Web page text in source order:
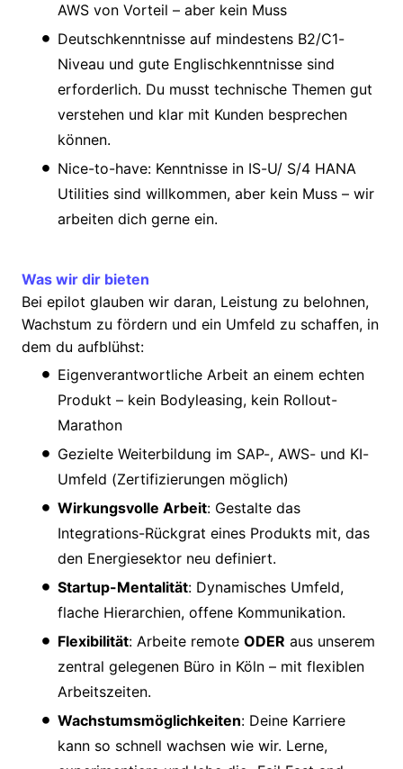
AWS von Vorteil – aber kein Muss
Deutschkenntnisse auf mindestens B2/C1-
Niveau und gute Englischkenntnisse sind
erforderlich. Du musst technische Themen gut
verstehen und klar mit Kunden besprechen
können.
Nice-to-have: Kenntnisse in IS-U/ S/4 HANA
Utilities sind willkommen, aber kein Muss – wir
arbeiten dich gerne ein.
Was wir dir bieten
Bei epilot glauben wir daran, Leistung zu belohnen,
Wachstum zu fördern und ein Umfeld zu schaffen, in
dem du aufblühst:
Eigenverantwortliche Arbeit an einem echten
Produkt – kein Bodyleasing, kein Rollout-
Marathon
Gezielte Weiterbildung im SAP-, AWS- und KI-
Umfeld (Zertifizierungen möglich)
Wirkungsvolle Arbeit: Gestalte das
Integrations-Rückgrat eines Produkts mit, das
den Energiesektor neu definiert.
Startup-Mentalität: Dynamisches Umfeld,
flache Hierarchien, offene Kommunikation.
Flexibilität: Arbeite remote ODER aus unserem
zentral gelegenen Büro in Köln – mit flexiblen
Arbeitszeiten.
Wachstumsmöglichkeiten: Deine Karriere
kann so schnell wachsen wie wir. Lerne,